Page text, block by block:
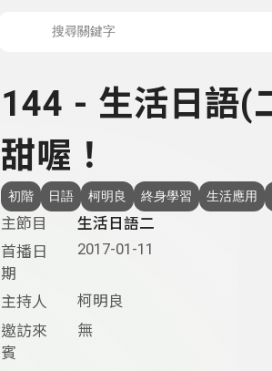
144 - 生活日語(
甜喔！
初階 日語 柯明良 終身學習 生活應用
主節目
生活日語二
首播日
期
2017-01-11
主持人
柯明良
邀訪來
賓
無